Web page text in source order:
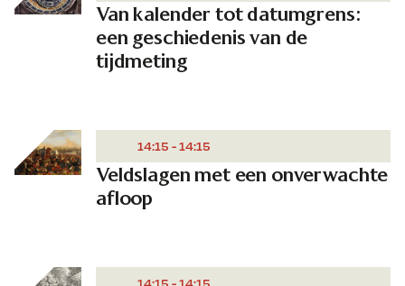
Van kalender tot datumgrens:
een geschiedenis van de
tijdmeting
14:15 - 14:15
Veldslagen met een onverwachte
afloop
14:15 - 14:15